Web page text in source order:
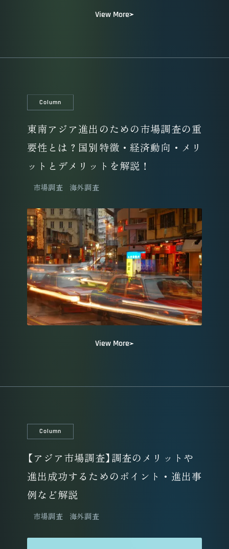
View More
Column
東南アジア進出のための市場調査の重
要性とは？国別特徴・経済動向・メリ
ットとデメリットを解説！
View More
市場調査 海外調査
Column
【アジア市場調査】調査のメリットや
進出成功するためのポイント・進出事
例など解説
市場調査 海外調査